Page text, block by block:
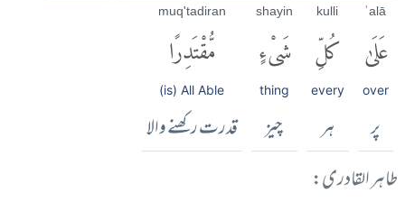
ʿalā
عَلَىٰ
over
پر
kulli
كُلِّ
every
ہر
shayin
شَىْءٍ
thing
چیز
muq'tadiran
مُّقْتَدِرًا
(is) All Able
قدرت رکھنے والا
طاہر القادری: